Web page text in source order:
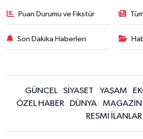
Puan Durumu ve Fikstür
Son Dakika Haberleri
GÜNCEL SİYASET YAŞAM
ÖZEL HABER
DÜNYA MAGAZİN
RESMİ İLANLAR